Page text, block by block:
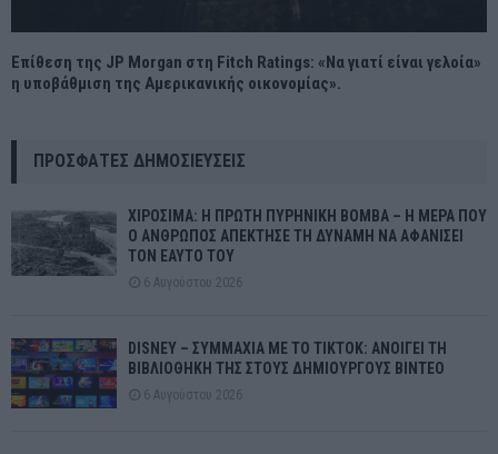
Επίθεση της JP Morgan στη Fitch Ratings: «Να γιατί είναι γελοία»
η υποβάθμιση της Αμερικανικής οικονομίας».
ΠΡΌΣΦΑΤΕΣ ΔΗΜΟΣΙΕΎΣΕΙΣ
ΧΙΡΟΣΙΜΑ: Η ΠΡΩΤΗ ΠΥΡΗΝΙΚΗ ΒΟΜΒΑ – Η ΜΕΡΑ ΠΟΥ
Ο ΑΝΘΡΩΠΟΣ ΑΠΕΚΤΗΣΕ ΤΗ ΔΥΝΑΜΗ ΝΑ ΑΦΑΝΙΣΕΙ
ΤΟΝ ΕΑΥΤΟ ΤΟΥ
6 Αυγούστου 2026
DISNEY – ΣΥΜΜΑΧΙΑ ΜΕ ΤΟ TIKTOK: ΑΝΟΙΓΕΙ ΤΗ
ΒΙΒΛΙΟΘΗΚΗ ΤΗΣ ΣΤΟΥΣ ΔΗΜΙΟΥΡΓΟΥΣ ΒΙΝΤΕΟ
6 Αυγούστου 2026